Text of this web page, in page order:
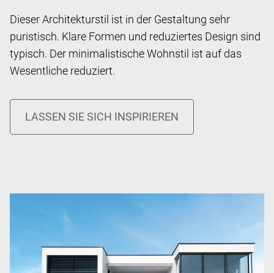
Dieser Architekturstil ist in der Gestaltung sehr
puristisch. Klare Formen und reduziertes Design sind
typisch. Der minimalistische Wohnstil ist auf das
Wesentliche reduziert.